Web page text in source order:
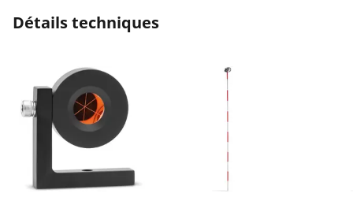
Détails techniques